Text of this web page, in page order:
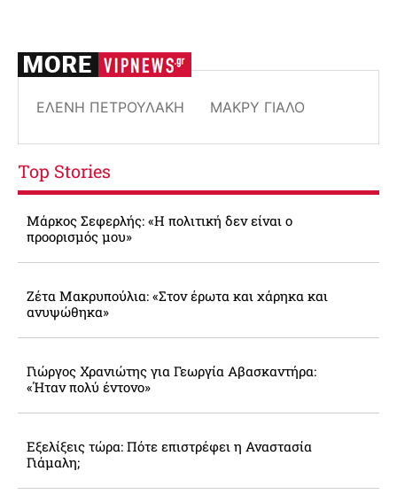
ΕΛΈΝΗ ΠΕΤΡΟΥΛΆΚΗ ΜΑΚΡΎ ΓΙΑΛΌ
Top Stories
Μάρκος Σεφερλής: «Η πολιτική δεν είναι ο
προορισμός μου»
Ζέτα Μακρυπούλια: «Στον έρωτα και χάρηκα και
ανυψώθηκα»
Γιώργος Χρανιώτης για Γεωργία Αβασκαντήρα:
«Ήταν πολύ έντονο»
Εξελίξεις τώρα: Πότε επιστρέφει η Αναστασία
Γιάμαλη;